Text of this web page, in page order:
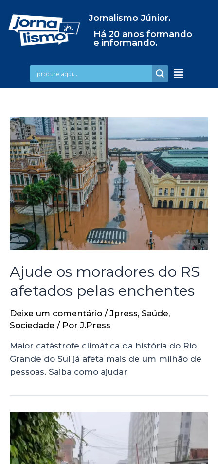
Jornalismo Júnior.
Há 20 anos formando
e informando.
Ajude os moradores do RS
afetados pelas enchentes
Deixe um comentário /Jpress, Saúde,
Sociedade / PorJ.Press
Maior catástrofe climática da história do Rio
Grande do Sul já afeta mais de um milhão de
pessoas. Saiba como ajudar